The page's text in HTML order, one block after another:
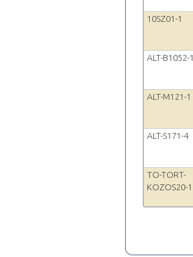
10SZ01-1
ALT-B1052-1
ALT-M121-1
ALT-S171-4
TO-TORT-
KOZOS20-1